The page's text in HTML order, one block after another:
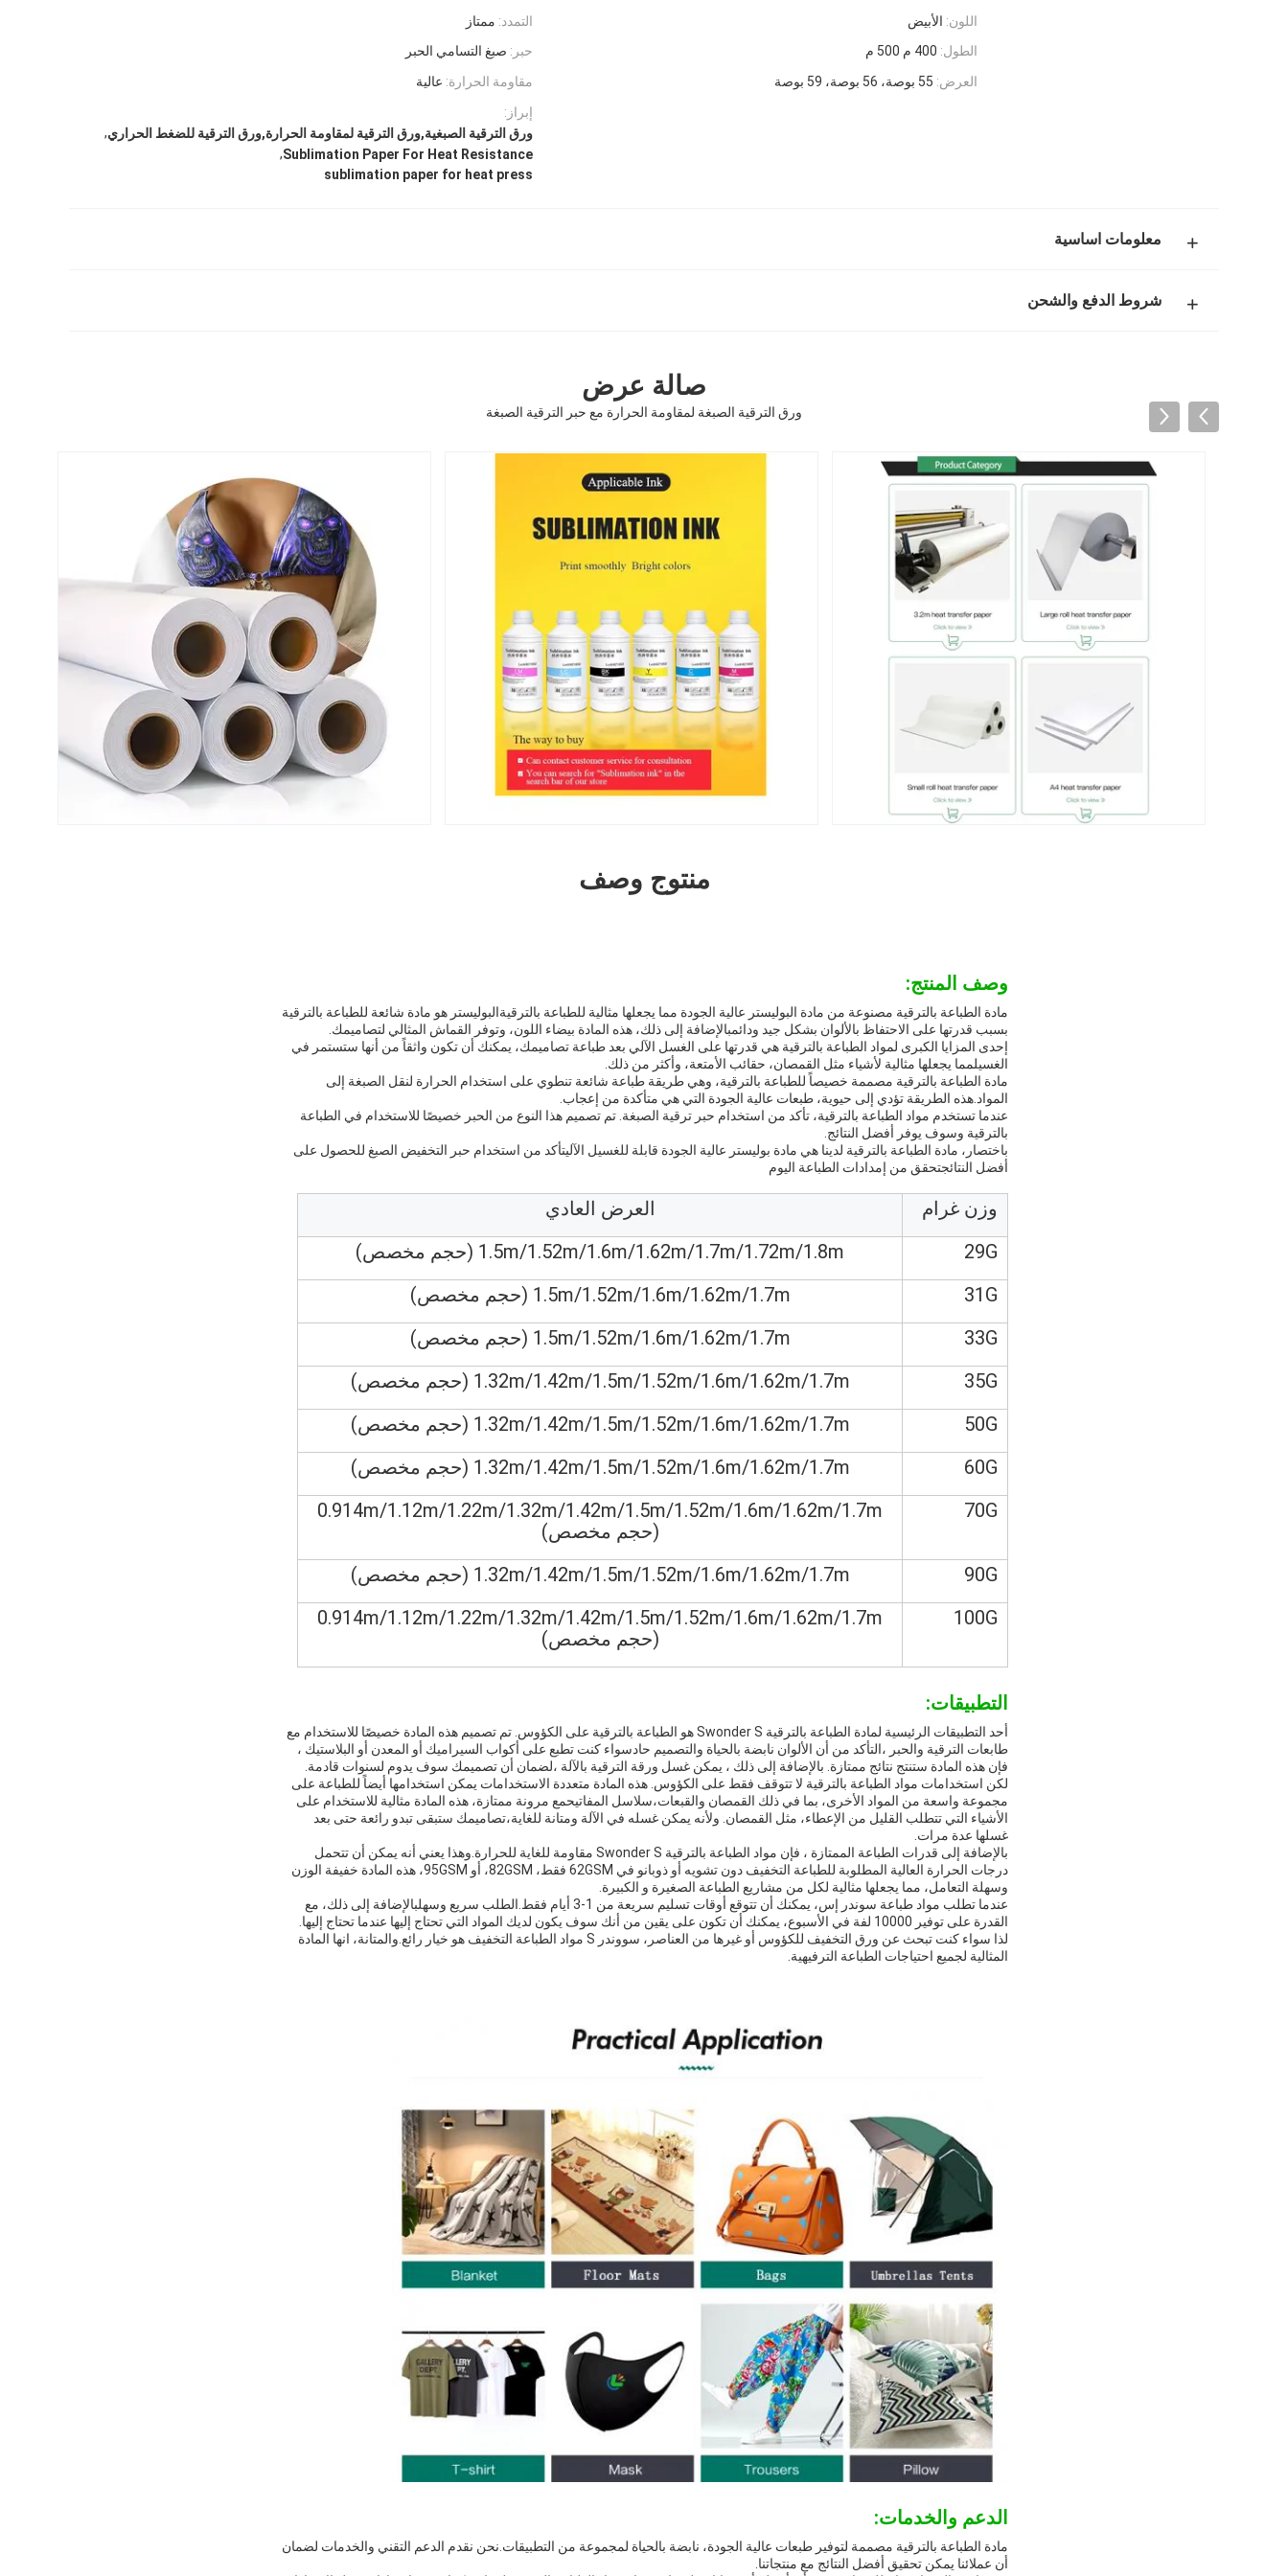
التمدد: ممتاز اللون: الأبيض
حبر: صبغ التسامي الحبر الطول: 400 م 500 م
مقاومة الحرارة: عالية العرض: 55 بوصة، 56 بوصة، 59 بوصة
إبراز:
ورق الترقية الصبغية,ورق الترقية لمقاومة الحرارة,ورق الترقية للضغط الحراري,
Sublimation Paper For Heat Resistance
,
sublimation paper for heat press
معلومات اساسية
شروط الدفع والشحن
صالة عرض
ورق الترقية الصبغة لمقاومة الحرارة مع حبر الترقية الصبغة
منتوج وصف
وصف المنتج:
مادة الطباعة بالترقية مصنوعة من مادة البوليستر عالية الجودة مما يجعلها مثالية للطباعة بالترقيةالبوليستر هو مادة شائعة للطباعة بالترقية
بسبب قدرتها على الاحتفاظ بالألوان بشكل جيد ودائمبالإضافة إلى ذلك، هذه المادة بيضاء اللون، وتوفر القماش المثالي لتصاميمك.
إحدى المزايا الكبرى لمواد الطباعة بالترقية هي قدرتها على الغسل الآلي بعد طباعة تصاميمك، يمكنك أن تكون واثقاً من أنها ستستمر في
الغسيلمما يجعلها مثالية لأشياء مثل القمصان، حقائب الأمتعة، وأكثر من ذلك.
مادة الطباعة بالترقية مصممة خصيصاً للطباعة بالترقية، وهي طريقة طباعة شائعة تنطوي على استخدام الحرارة لنقل الصبغة إلى
المواد.هذه الطريقة تؤدي إلى حيوية، طبعات عالية الجودة التي هي متأكدة من إعجاب.
عندما تستخدم مواد الطباعة بالترقية، تأكد من استخدام حبر ترقية الصبغة. تم تصميم هذا النوع من الحبر خصيصًا للاستخدام في الطباعة
بالترقية وسوف يوفر أفضل النتائج.
باختصار، مادة الطباعة بالترقية لدينا هي مادة بوليستر عالية الجودة قابلة للغسيل الآليتأكد من استخدام حبر التخفيض الصبغ للحصول على
أفضل النتائجتحقق من إمدادات الطباعة اليوم
وزن غرام
العرض العادي
29G
1.5m/1.52m/1.6m/1.62m/1.7m/1.72m/1.8m (حجم مخصص)
31G
1.5m/1.52m/1.6m/1.62m/1.7m (حجم مخصص)
33G
1.5m/1.52m/1.6m/1.62m/1.7m (حجم مخصص)
35G
1.32m/1.42m/1.5m/1.52m/1.6m/1.62m/1.7m (حجم مخصص)
50G
1.32m/1.42m/1.5m/1.52m/1.6m/1.62m/1.7m (حجم مخصص)
60G
1.32m/1.42m/1.5m/1.52m/1.6m/1.62m/1.7m (حجم مخصص)
70G
0.914m/1.12m/1.22m/1.32m/1.42m/1.5m/1.52m/1.6m/1.62m/1.7m
(حجم مخصص)
90G
1.32m/1.42m/1.5m/1.52m/1.6m/1.62m/1.7m (حجم مخصص)
100G
0.914m/1.12m/1.22m/1.32m/1.42m/1.5m/1.52m/1.6m/1.62m/1.7m
(حجم مخصص)
التطبيقات:
أحد التطبيقات الرئيسية لمادة الطباعة بالترقية Swonder S هو الطباعة بالترقية على الكؤوس. تم تصميم هذه المادة خصيصًا للاستخدام مع
طابعات الترقية والحبر ،التأكد من أن الألوان نابضة بالحياة والتصميم حادسواء كنت تطبع على أكواب السيراميك أو المعدن أو البلاستيك ،
فإن هذه المادة ستنتج نتائج ممتازة. بالإضافة إلى ذلك ، يمكن غسل ورقة الترقية بالآلة ،لضمان أن تصميمك سوف يدوم لسنوات قادمة.
لكن استخدامات مواد الطباعة بالترقية لا تتوقف فقط على الكؤوس. هذه المادة متعددة الاستخدامات يمكن استخدامها أيضاً للطباعة على
مجموعة واسعة من المواد الأخرى، بما في ذلك القمصان والقبعات،سلاسل المفاتيحمع مرونة ممتازة، هذه المادة مثالية للاستخدام على
الأشياء التي تتطلب القليل من الإعطاء، مثل القمصان. ولأنه يمكن غسله في الآلة ومتانة للغاية،تصاميمك ستبقى تبدو رائعة حتى بعد
غسلها عدة مرات.
بالإضافة إلى قدرات الطباعة الممتازة ، فإن مواد الطباعة بالترقية Swonder S مقاومة للغاية للحرارة.وهذا يعني أنه يمكن أن تتحمل
درجات الحرارة العالية المطلوبة للطباعة التخفيف دون تشويه أو ذوبانو في 62GSM فقط، 82GSM، أو 95GSM، هذه المادة خفيفة الوزن
وسهلة التعامل، مما يجعلها مثالية لكل من مشاريع الطباعة الصغيرة و الكبيرة.
عندما تطلب مواد طباعة سوندر إس، يمكنك أن تتوقع أوقات تسليم سريعة من 1-3 أيام فقط.الطلب سريع وسهلبالإضافة إلى ذلك، مع
القدرة على توفير 10000 لفة في الأسبوع، يمكنك أن تكون على يقين من أنك سوف يكون لديك المواد التي تحتاج إليها عندما تحتاج إليها.
لذا سواء كنت تبحث عن ورق التخفيف للكؤوس أو غيرها من العناصر، سووندر S مواد الطباعة التخفيف هو خيار رائع.والمتانة، انها المادة
المثالية لجميع احتياجات الطباعة الترفيهية.
الدعم والخدمات:
مادة الطباعة بالترقية مصممة لتوفير طبعات عالية الجودة، نابضة بالحياة لمجموعة من التطبيقات.نحن نقدم الدعم التقني والخدمات لضمان
أن عملائنا يمكن تحقيق أفضل النتائج مع منتجاتنا.